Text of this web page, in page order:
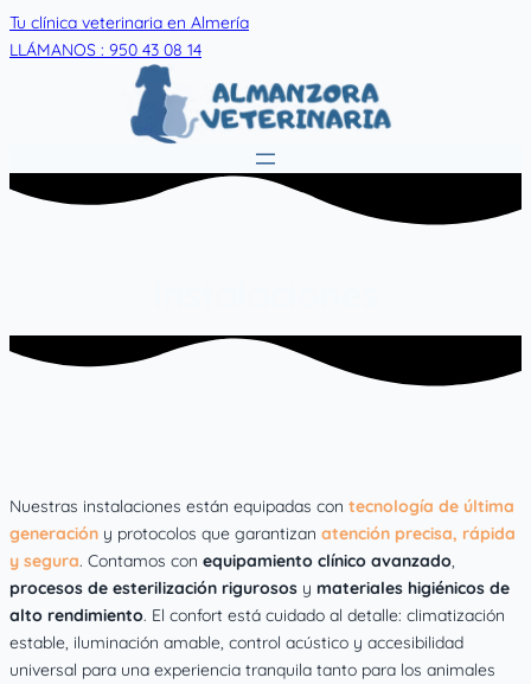
Skip
to
Tu clínica veterinaria en Almería
LLÁMANOS : 950 43 08 14
Nuestras instalaciones están equipadas con tecnología de última
generación y protocolos que garantizan atención precisa, rápida
y segura. Contamos con equipamiento clínico avanzado,
procesos de esterilización rigurosos y materiales higiénicos de
alto rendimiento. El confort está cuidado al detalle: climatización
estable, iluminación amable, control acústico y accesibilidad
universal para una experiencia tranquila tanto para los animales